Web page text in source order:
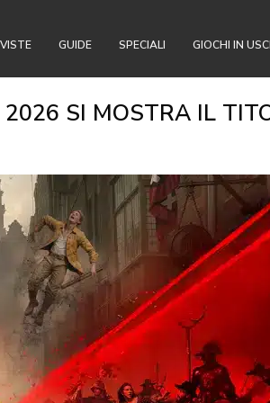
GUIDE SPECIALI GIOCHI IN
SI MOSTRA IL